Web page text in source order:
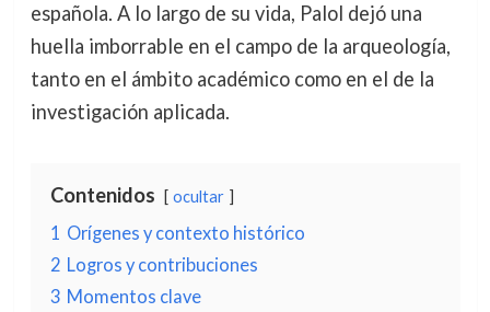
española. A lo largo de su vida, Palol dejó una
huella imborrable en el campo de la arqueología,
tanto en el ámbito académico como en el de la
investigación aplicada.
Contenidos ocultar
1 Orígenes y contexto histórico
2 Logros y contribuciones
3 Momentos clave